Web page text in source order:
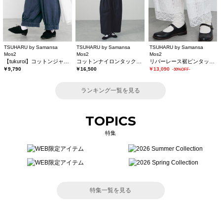
TSUHARU by Samansa
Mos2
￥9,790
TSUHARU by Samansa
Mos2
￥16,500
TSUHARU by Samansa
Mos2
￥13,090 -30%OFF-
ランキング一覧を見る
TOPICS
特集
特集一覧を見る